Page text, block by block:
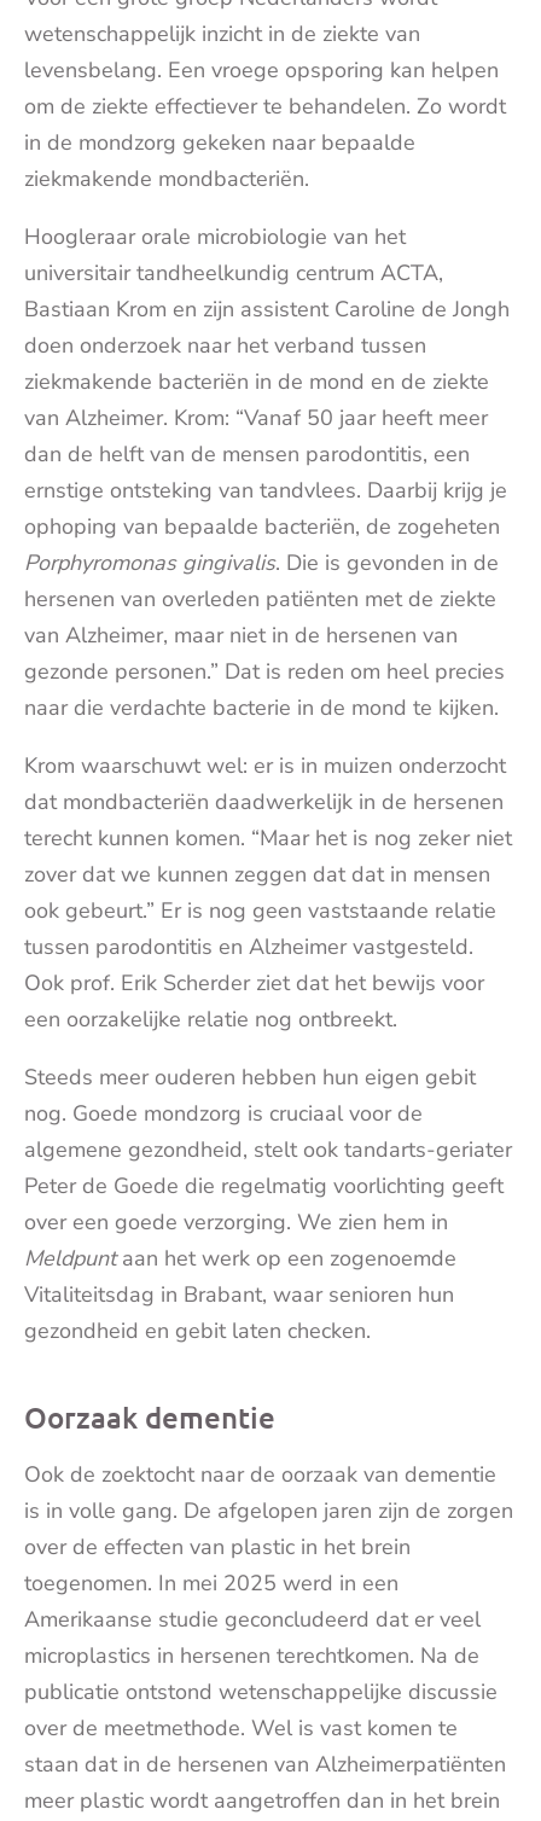
wetenschappelijk inzicht in de ziekte van
levensbelang. Een vroege opsporing kan helpen
om de ziekte effectiever te behandelen. Zo wordt
in de mondzorg gekeken naar bepaalde
ziekmakende mondbacteriën.
Hoogleraar orale microbiologie van het
universitair tandheelkundig centrum ACTA,
Bastiaan Krom en zijn assistent Caroline de Jongh
doen onderzoek naar het verband tussen
ziekmakende bacteriën in de mond en de ziekte
van Alzheimer. Krom: “Vanaf 50 jaar heeft meer
dan de helft van de mensen parodontitis, een
ernstige ontsteking van tandvlees. Daarbij krijg je
ophoping van bepaalde bacteriën, de zogeheten
Porphyromonas gingivalis. Die is gevonden in de
hersenen van overleden patiënten met de ziekte
van Alzheimer, maar niet in de hersenen van
gezonde personen.” Dat is reden om heel precies
naar die verdachte bacterie in de mond te kijken.
Krom waarschuwt wel: er is in muizen onderzocht
dat mondbacteriën daadwerkelijk in de hersenen
terecht kunnen komen. “Maar het is nog zeker niet
zover dat we kunnen zeggen dat dat in mensen
ook gebeurt.” Er is nog geen vaststaande relatie
tussen parodontitis en Alzheimer vastgesteld.
Ook prof. Erik Scherder ziet dat het bewijs voor
een oorzakelijke relatie nog ontbreekt.
Steeds meer ouderen hebben hun eigen gebit
nog. Goede mondzorg is cruciaal voor de
algemene gezondheid, stelt ook tandarts-geriater
Peter de Goede die regelmatig voorlichting geeft
over een goede verzorging. We zien hem in
Meldpuntaan het werk op een zogenoemde
Vitaliteitsdag in Brabant, waar senioren hun
gezondheid en gebit laten checken.
Oorzaak dementie
Ook de zoektocht naar de oorzaak van dementie
is in volle gang. De afgelopen jaren zijn de zorgen
over de effecten van plastic in het brein
toegenomen. In mei 2025 werd in een
Amerikaanse studie geconcludeerd dat er veel
microplastics in hersenen terechtkomen. Na de
publicatie ontstond wetenschappelijke discussie
over de meetmethode. Wel is vast komen te
staan dat in de hersenen van Alzheimerpatiënten
meer plastic wordt aangetroffen dan in het brein